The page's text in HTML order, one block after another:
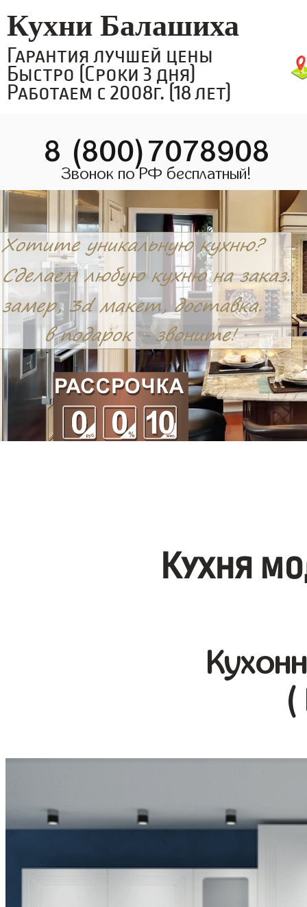
Кухни Балашиха
Гарантия лучшей цены
Быстро (Сроки 3 дня)
Работаем с 2008г. (18 лет)
8 (800)7078908
Звонок по РФ бесплатный!
Кухня
(